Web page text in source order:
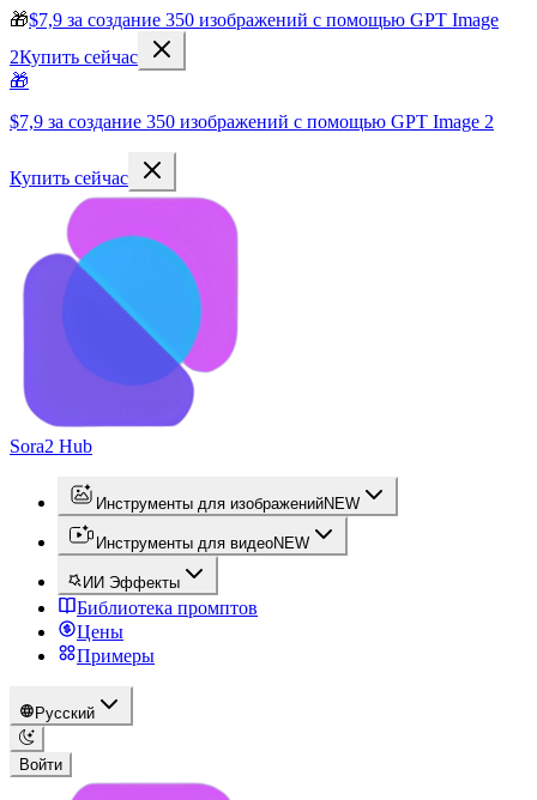
🎁$7,9 за создание 350 изображений с помощью GPT Image
2Купить сейчас
🎁
$7,9 за создание 350 изображений с помощью GPT Image 2
Купить сейчас
Sora2 Hub
Инструменты для изображенийNEW
Инструменты для видеоNEW
ИИ Эффекты
Библиотека промптов
Цены
Примеры
Русский
Войти